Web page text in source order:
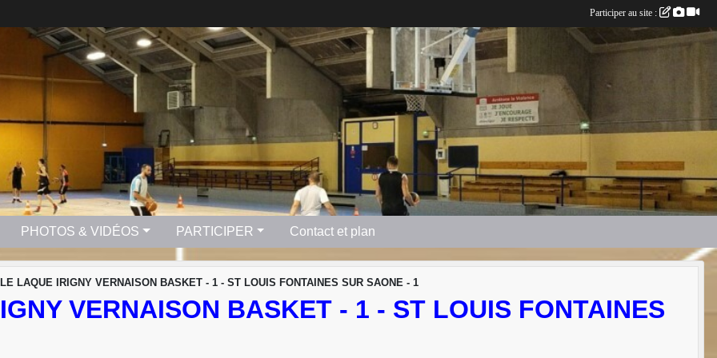
PHOTOS & VIDÉOS PARTICIPER Contact et plan
LAQUE IRIGNY VERNAISON BASKET - 1 - ST LOUIS FONTAINES SUR SAONE - 1
VERNAISON BASKET - 1 - ST LOUIS FONTAINES
Participer au site :